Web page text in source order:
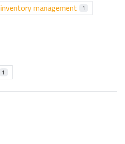
inventory management 1
1